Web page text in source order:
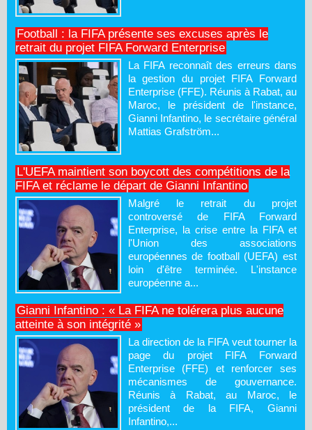
Football : la FIFA présente ses excuses après le
retrait du projet FIFA Forward Enterprise
La FIFA reconnaît des erreurs dans
la gestion du projet FIFA Forward
Enterprise (FFE). Réunis à Rabat, au
Maroc, le président de l'instance,
Gianni Infantino, le secrétaire général
Mattias Grafström...
L'UEFA maintient son boycott des compétitions de la
FIFA et réclame le départ de Gianni Infantino
Malgré le retrait du projet
controversé de FIFA Forward
Enterprise, la crise entre la FIFA et
l'Union des associations
européennes de football (UEFA) est
loin d'être terminée. L'instance
européenne a...
Gianni Infantino : « La FIFA ne tolérera plus aucune
atteinte à son intégrité »
La direction de la FIFA veut tourner la
page du projet FIFA Forward
Enterprise (FFE) et renforcer ses
mécanismes de gouvernance.
Réunis à Rabat, au Maroc, le
président de la FIFA, Gianni
Infantino,...